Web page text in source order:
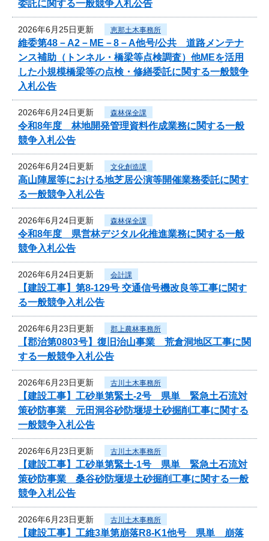
委託に関する一般競争入札公告
2026年6月25日更新 恵那土木事務所
維委第48－A2－ME－8－A他号/公共 道路メンテナ
ンス補助（トンネル・橋梁等点検調査）他MEを活用
した小規模橋梁等の点検・修繕委託に関する一般競争
入札公告
2026年6月24日更新 森林保全課
令和8年度 林地開発管理資料作成業務に関する一般
競争入札公告
2026年6月24日更新 文化創造課
高山陣屋等における地芝居公演等開催業務委託に関す
る一般競争入札公告
2026年6月24日更新 森林保全課
令和8年度 県営林デジタル化推進業務に関する一般
競争入札公告
2026年6月24日更新 会計課
【建設工事】第8-129号 交通信号機改良等工事に関す
る一般競争入札公告
2026年6月23日更新 郡上農林事務所
【郡治第0803号】復旧治山事業 荒倉洞地区工事に関
する一般競争入札公告
2026年6月23日更新 古川土木事務所
【建設工事】工砂単第緊土-2号 県単 緊急土石流対
策砂防事業 元田洞谷砂防堰堤土砂掘削工事に関する
一般競争入札公告
2026年6月23日更新 古川土木事務所
【建設工事】工砂単第緊土-1号 県単 緊急土石流対
策砂防事業 桑谷砂防堰堤土砂掘削工事に関する一般
競争入札公告
2026年6月23日更新 古川土木事務所
【建設工事】工維3単第崩落R8-K1他号 県単 崩落